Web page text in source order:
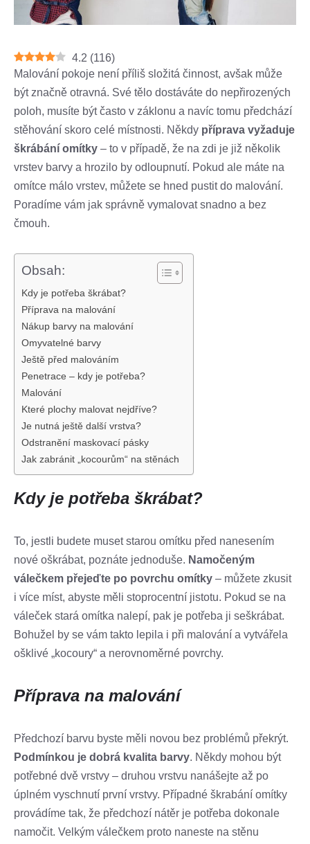
4.2 (116)
Malování pokoje není příliš složitá činnost, avšak může
být značně otravná. Své tělo dostáváte do nepřirozených
poloh, musíte být často v záklonu a navíc tomu předchází
stěhování skoro celé místnosti. Někdy příprava vyžaduje
škrábání omítky – to v případě, že na zdi je již několik
vrstev barvy a hrozilo by odloupnutí. Pokud ale máte na
omítce málo vrstev, můžete se hned pustit do malování.
Poradíme vám jak správně vymalovat snadno a bez
čmouh.
Obsah:
Kdy je potřeba škrábat?
Příprava na malování
Nákup barvy na malování
Omyvatelné barvy
Ještě před malováním
Penetrace – kdy je potřeba?
Malování
Které plochy malovat nejdříve?
Je nutná ještě další vrstva?
Odstranění maskovací pásky
Jak zabránit „kocourům“ na stěnách
Kdy je potřeba škrábat?
To, jestli budete muset starou omítku před nanesením
nové oškrábat, poznáte jednoduše. Namočeným
válečkem přejeďte po povrchu omítky – můžete zkusit
i více míst, abyste měli stoprocentní jistotu. Pokud se na
váleček stará omítka nalepí, pak je potřeba ji seškrábat.
Bohužel by se vám takto lepila i při malování a vytvářela
ošklivé „kocoury“ a nerovnoměrné povrchy.
Příprava na malování
Předchozí barvu byste měli novou bez problémů překrýt.
Podmínkou je dobrá kvalita barvy. Někdy mohou být
potřebné dvě vrstvy – druhou vrstvu nanášejte až po
úplném vyschnutí první vrstvy. Případné škrabání omítky
provádíme tak, že předchozí nátěr je potřeba dokonale
namočit. Velkým válečkem proto naneste na stěnu